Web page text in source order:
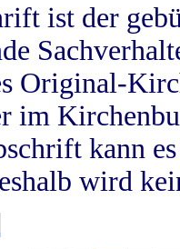
ist der
Original-
im
kann
wird